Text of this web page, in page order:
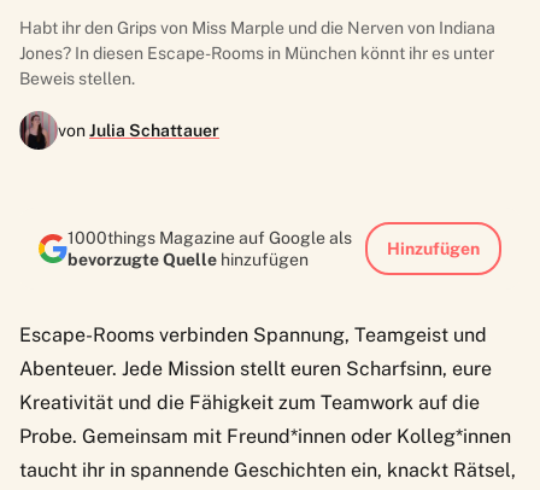
Habt ihr den Grips von Miss Marple und die Nerven von Indiana
Jones? In diesen Escape-Rooms in München könnt ihr es unter
Beweis stellen.
vonJulia Schattauer
1000things Magazine auf Google als
bevorzugte Quelle hinzufügen
Hinzufügen
Escape-Rooms verbinden Spannung, Teamgeist und
Abenteuer. Jede Mission stellt euren Scharfsinn, eure
Kreativität und die Fähigkeit zum Teamwork auf die
Probe. Gemeinsam mit Freund*innen oder Kolleg*innen
taucht ihr in spannende Geschichten ein, knackt Rätsel,